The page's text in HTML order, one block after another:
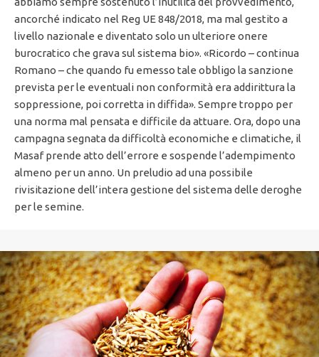
ancorché indicato nel Reg UE 848/2018, ma mal gestito a
livello nazionale e diventato solo un ulteriore onere
burocratico che grava sul sistema bio». «Ricordo – continua
Romano – che quando fu emesso tale obbligo la sanzione
prevista per le eventuali non conformità era addirittura la
soppressione, poi corretta in diffida». Sempre troppo per
una norma mal pensata e difficile da attuare. Ora, dopo una
campagna segnata da difficoltà economiche e climatiche, il
Masaf prende atto dell’errore e sospende l’adempimento
almeno per un anno. Un preludio ad una possibile
rivisitazione dell’intera gestione del sistema delle deroghe
per le semine.